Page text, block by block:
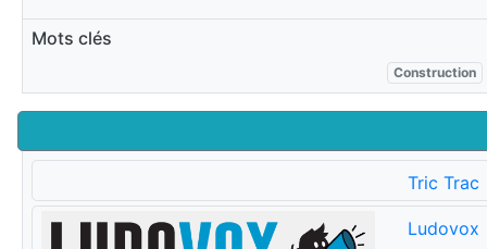
Mots clés
Construction
Tric Trac
Ludovox